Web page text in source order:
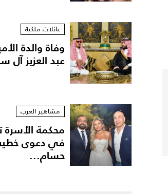
عائلات ملكية
وفاة والدة
عبد العزيز آل
مشاهير العرب
محكمة
في دعوى
حسام...